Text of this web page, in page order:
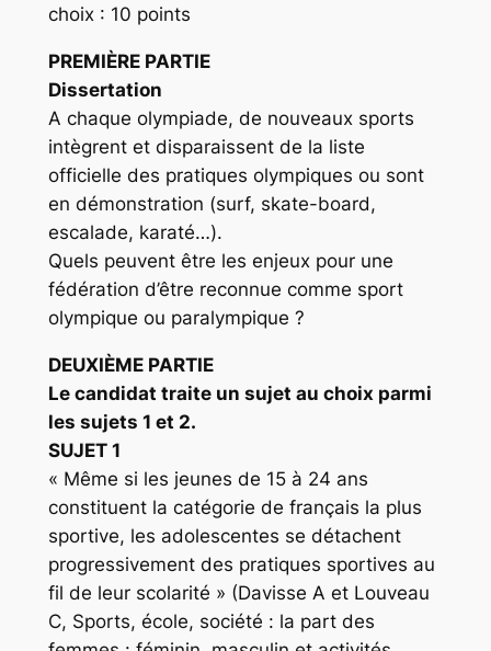
choix : 10 points
PREMIÈRE PARTIE
Dissertation
A chaque olympiade, de nouveaux sports
intègrent et disparaissent de la liste
officielle des pratiques olympiques ou sont
en démonstration (surf, skate-board,
escalade, karaté…).
Quels peuvent être les enjeux pour une
fédération d’être reconnue comme sport
olympique ou paralympique ?
DEUXIÈME PARTIE
Le candidat traite un sujet au choix parmi
les sujets 1 et 2.
SUJET 1
« Même si les jeunes de 15 à 24 ans
constituent la catégorie de français la plus
sportive, les adolescentes se détachent
progressivement des pratiques sportives au
fil de leur scolarité » (Davisse A et Louveau
C, Sports, école, société : la part des